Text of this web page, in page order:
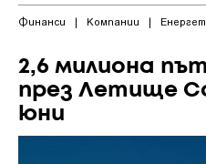
Финанси | Компании |
2,6 милиона
през Летище
юни